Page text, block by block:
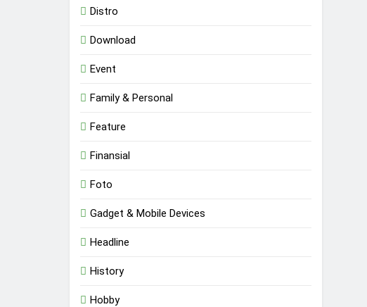
Distro
Download
Event
Family & Personal
Feature
Finansial
Foto
Gadget & Mobile Devices
Headline
History
Hobby